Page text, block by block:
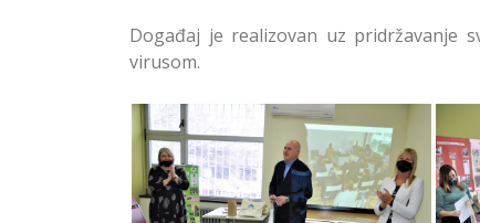
Događaj je realizovan uz pridržavanje
virusom.
Obeleženo 10 Godina Rada